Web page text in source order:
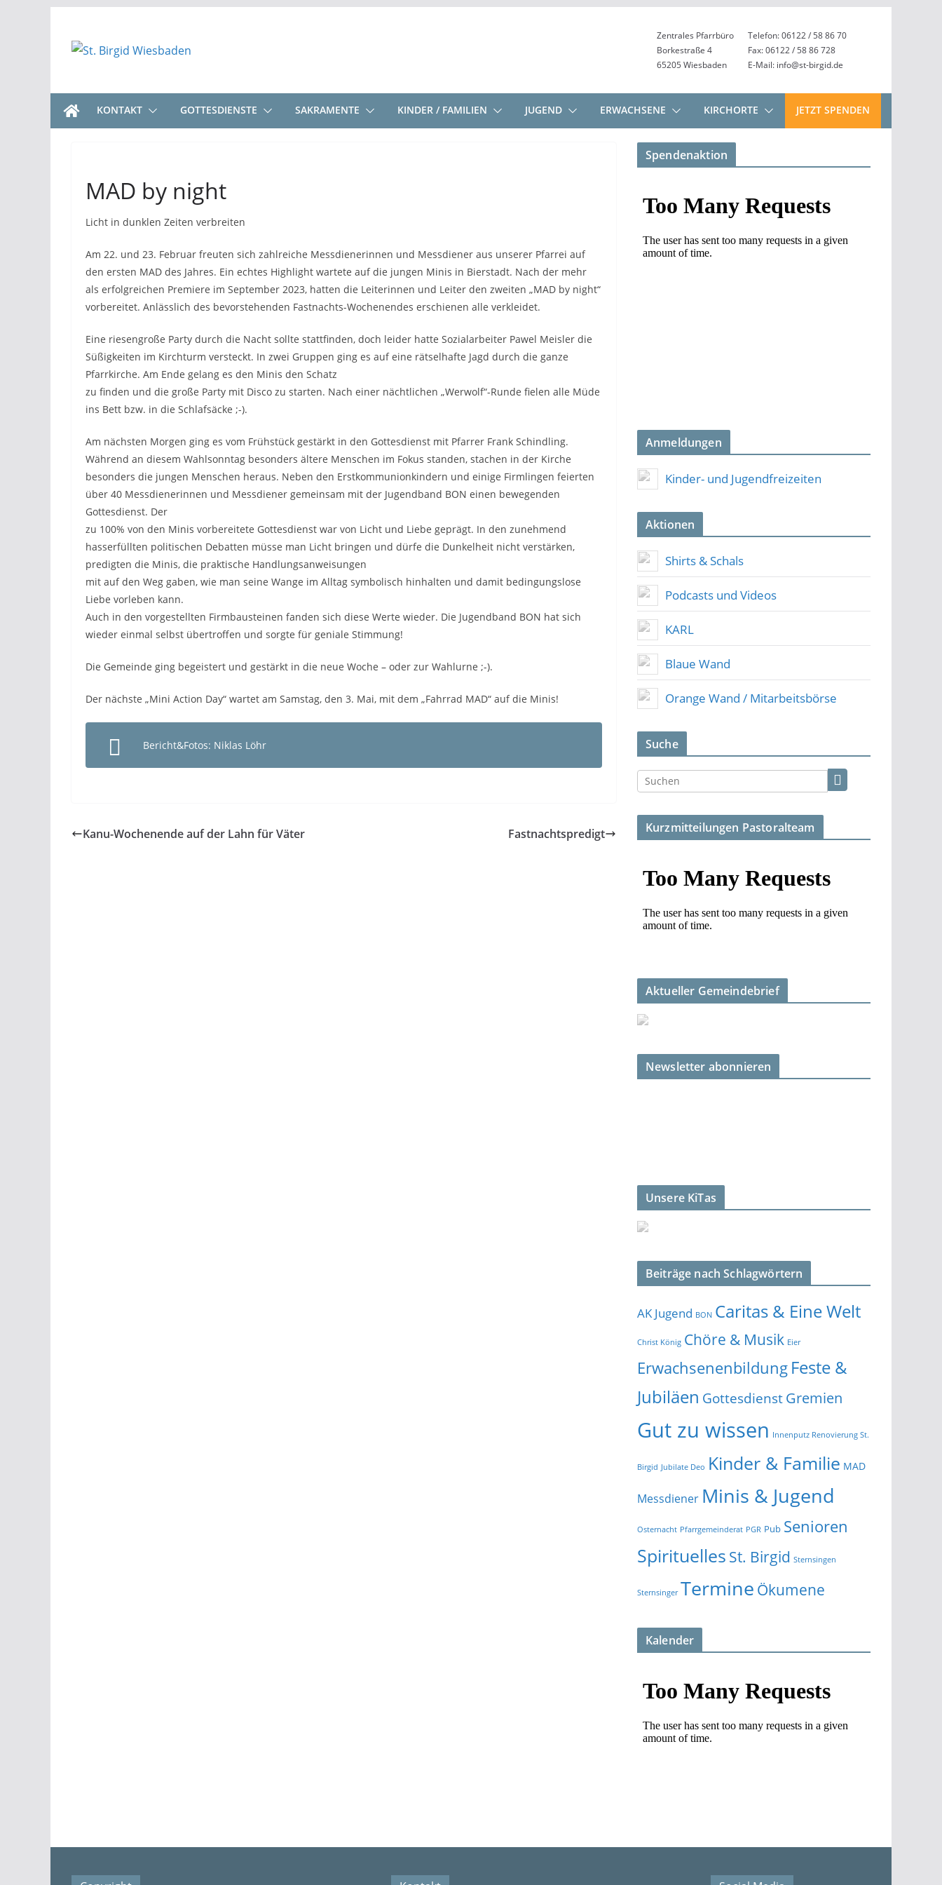
springen
Zentrales Pfarrbüro
Borkestraße 4
65205 Wiesbaden
Telefon: 06122 / 58 86 70
Fax: 06122 / 58 86 728
E-Mail: info@st-birgid.de
KONTAKT GOTTESDIENSTE SAKRAMENTE KINDER / FAMILIEN JUGEND ERWACHSENE KIRCHORTE JETZT SPENDEN
MAD by night
Licht in dunklen Zeiten verbreiten
Am 22. und 23. Februar freuten sich zahlreiche Messdienerinnen und Messdiener aus unserer Pfarrei auf
den ersten MAD des Jahres. Ein echtes Highlight wartete auf die jungen Minis in Bierstadt. Nach der mehr
als erfolgreichen Premiere im September 2023, hatten die Leiterinnen und Leiter den zweiten „MAD by night“
vorbereitet. Anlässlich des bevorstehenden Fastnachts-Wochenendes erschienen alle verkleidet.
Eine riesengroße Party durch die Nacht sollte stattfinden, doch leider hatte Sozialarbeiter Pawel Meisler die
Süßigkeiten im Kirchturm versteckt. In zwei Gruppen ging es auf eine rätselhafte Jagd durch die ganze
Pfarrkirche. Am Ende gelang es den Minis den Schatz
zu finden und die große Party mit Disco zu starten. Nach einer nächtlichen „Werwolf“-Runde fielen alle Müde
ins Bett bzw. in die Schlafsäcke ;-).
Am nächsten Morgen ging es vom Frühstück gestärkt in den Gottesdienst mit Pfarrer Frank Schindling.
Während an diesem Wahlsonntag besonders ältere Menschen im Fokus standen, stachen in der Kirche
besonders die jungen Menschen heraus. Neben den Erstkommunionkindern und einige Firmlingen feierten
über 40 Messdienerinnen und Messdiener gemeinsam mit der Jugendband BON einen bewegenden
Gottesdienst. Der
zu 100% von den Minis vorbereitete Gottesdienst war von Licht und Liebe geprägt. In den zunehmend
hasserfüllten politischen Debatten müsse man Licht bringen und dürfe die Dunkelheit nicht verstärken,
predigten die Minis, die praktische Handlungsanweisungen
mit auf den Weg gaben, wie man seine Wange im Alltag symbolisch hinhalten und damit bedingungslose
Liebe vorleben kann.
Auch in den vorgestellten Firmbausteinen fanden sich diese Werte wieder. Die Jugendband BON hat sich
wieder einmal selbst übertroffen und sorgte für geniale Stimmung!
Die Gemeinde ging begeistert und gestärkt in die neue Woche – oder zur Wahlurne ;-).
Der nächste „Mini Action Day“ wartet am Samstag, den 3. Mai, mit dem „Fahrrad MAD“ auf die Minis!
Bericht&Fotos: Niklas Löhr
Kanu-Wochenende auf der Lahn für Väter Fastnachtspredigt
Spendenaktion
Anmeldungen
Kinder- und Jugendfreizeiten
Aktionen
Shirts & Schals
Podcasts und Videos
KARL
Blaue Wand
Orange Wand / Mitarbeitsbörse
Suche
Kurzmitteilungen Pastoralteam
Aktueller Gemeindebrief
Newsletter abonnieren
Unsere KiTas
Beiträge nach Schlagwörtern
AK Jugend BON Caritas & Eine Welt
Christ König Chöre & Musik Eier
Erwachsenenbildung Feste &
Jubiläen GottesdienstGremien
Gut zu wissen Innenputz Renovierung St.
Birgid Jubilate Deo Kinder & Familie MAD
Messdiener Minis & Jugend
Osternacht Pfarrgemeinderat PGR Pub Senioren
Spirituelles St. Birgid Sternsingen
Sternsinger Termine Ökumene
Kalender